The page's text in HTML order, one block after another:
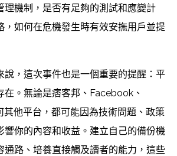
理機制，是否有足夠的測試和應變計
，如何在危機發生時有效安撫用戶並提
說，這次事件也是一個重要的提醒：平
在。無論是痞客邦、Facebook、
他平台，都可能因為技術問題、政策
響你的內容和收益。建立自己的備份機
通路、培養直接觸及讀者的能力，這些